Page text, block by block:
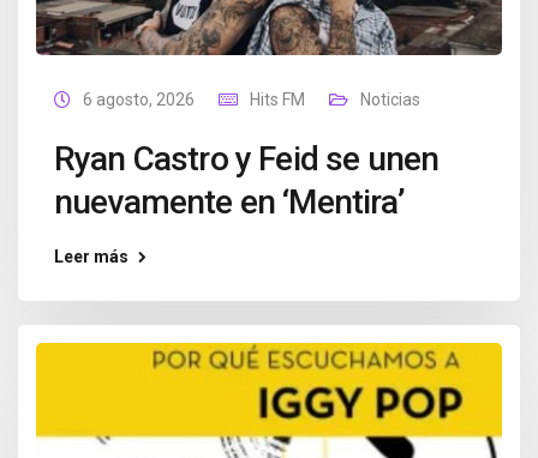
6 agosto, 2026 Hits FM Noticias
Ryan Castro y Feid se unen
nuevamente en ‘Mentira’
Leer más